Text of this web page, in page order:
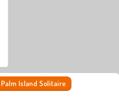
Palm Island Solitaire